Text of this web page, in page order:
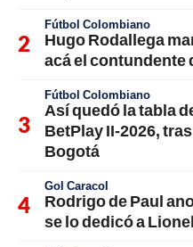
Fútbol Colombiano
Hugo Rodallega
acá el contundente
Fútbol Colombiano
Así quedó la tabla
BetPlay II-2026,
Bogotá
Gol Caracol
Rodrigo de Paul
se lo dedicó a